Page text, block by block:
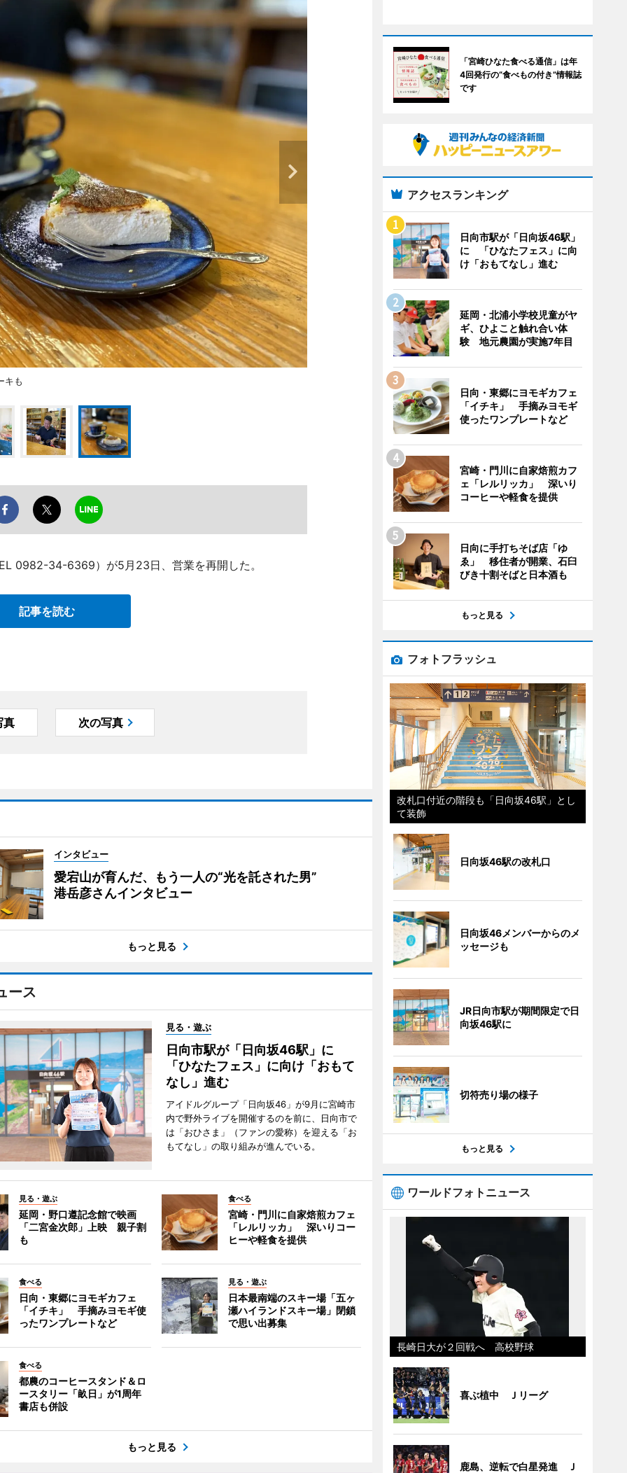
キも
0982-34-6369）が5月23日、営業を再開した。
記事を読む
真 次の写真
インタビュー
愛宕山が育んだ、もう一人の“光を託された男”
港岳彦さんインタビュー
もっと見る
ース
見る・遊ぶ
日向市駅が「日向坂46駅」に
「ひなたフェス」に向け「おもて
なし」進む
アイドルグループ「日向坂46」が9月に宮崎市
内で野外ライブを開催するのを前に、日向市で
は「おひさま」（ファンの愛称）を迎える「お
もてなし」の取り組みが進んでいる。
見る・遊ぶ
延岡・野口遵記念館で映画
「二宮金次郎」上映 親子割
も
食べる
宮崎・門川に自家焙煎カフェ
「レルリッカ」 深いりコー
ヒーや軽食を提供
食べる
日向・東郷にヨモギカフェ
「イチキ」 手摘みヨモギ使
ったワンプレートなど
見る・遊ぶ
日本最南端のスキー場「五ヶ
瀬ハイランドスキー場」閉鎖
で思い出募集
食べる
都農のコーヒースタンド＆ロ
ースタリー「畝日」が1周年
書店も併設
もっと見る
「宮崎ひなた食べる通信」は年
4回発行の“食べもの付き”情報誌
です
アクセスランキング
日向市駅が「日向坂46駅」
に 「ひなたフェス」に向
け「おもてなし」進む
延岡・北浦小学校児童がヤ
ギ、ひよこと触れ合い体
験 地元農園が実施7年目
日向・東郷にヨモギカフェ
「イチキ」 手摘みヨモギ
使ったワンプレートなど
宮崎・門川に自家焙煎カフ
ェ「レルリッカ」 深いり
コーヒーや軽食を提供
日向に手打ちそば店「ゆ
ゑ」 移住者が開業、石臼
びき十割そばと日本酒も
もっと見る
フォトフラッシュ
改札口付近の階段も「日向坂46駅」とし
て装飾
日向坂46駅の改札口
日向坂46メンバーからのメ
ッセージも
JR日向市駅が期間限定で日
向坂46駅に
切符売り場の様子
もっと見る
ワールドフォトニュース
長崎日大が２回戦へ 高校野球
喜ぶ植中 Ｊリーグ
鹿島、逆転で白星発進 Ｊ